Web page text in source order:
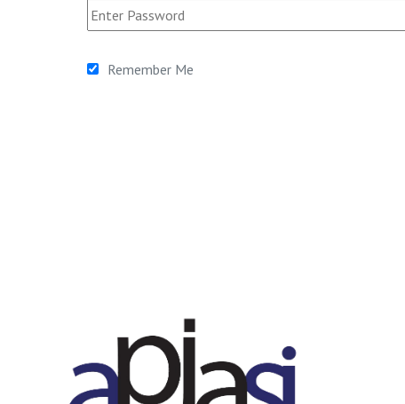
Remember Me